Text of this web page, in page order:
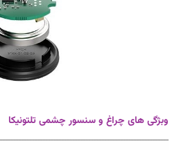
وبژگی های چراغ و سنسور چشمی تلتونیکا